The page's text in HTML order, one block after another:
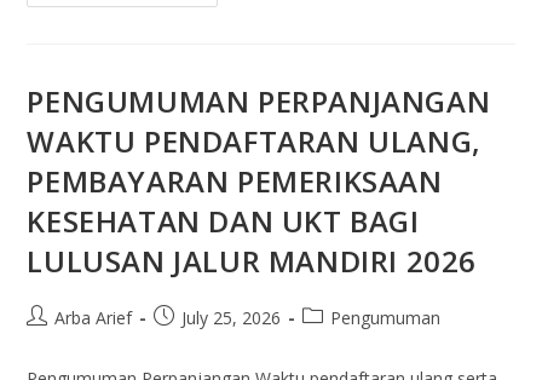
PENGUMUMAN PERPANJANGAN
WAKTU PENDAFTARAN ULANG,
PEMBAYARAN PEMERIKSAAN
KESEHATAN DAN UKT BAGI
LULUSAN JALUR MANDIRI 2026
Arba Arief July 25, 2026 Pengumuman